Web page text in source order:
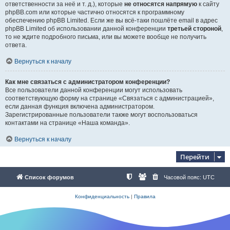
ответственности за неё и т. д.), которые не относятся напрямую к сайту
phpBB.com или которые частично относятся к программному
обеспечению phpBB Limited. Если же вы всё-таки пошлёте email в адрес
phpBB Limited об использовании данной конференции третьей стороной,
то не ждите подробного письма, или вы можете вообще не получить
ответа.
Вернуться к началу
Как мне связаться с администратором конференции?
Все пользователи данной конференции могут использовать
соответствующую форму на странице «Связаться с администрацией»,
если данная функция включена администратором.
Зарегистрированные пользователи также могут воспользоваться
контактами на странице «Наша команда».
Вернуться к началу
Перейти
Список форумов Часовой пояс: UTC
Конфиденциальность| Правила